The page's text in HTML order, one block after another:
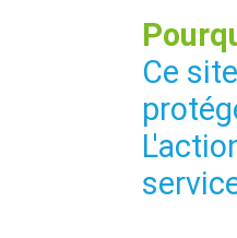
Ce